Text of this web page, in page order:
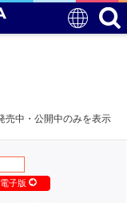
売中・公開中のみを表示
電子版